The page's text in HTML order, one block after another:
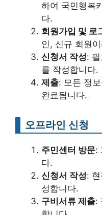
하여 국민행복
다.
회원가입 및 로
인, 신규 회원
신청서 작성:
를 작성합니다.
제출: 모든 정
완료됩니다.
오프라인 신청
주민센터 방문:
다.
신청서 작성:
성합니다.
구비서류 제출: